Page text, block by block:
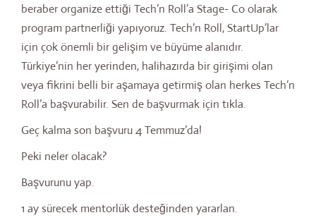
beraber organize ettiği Tech’n Roll’a Stage- Co olarak
program partnerliği yapıyoruz. Tech’n Roll, StartUp’lar
için çok önemli bir gelişim ve büyüme alanıdır.
Türkiye’nin her yerinden, halihazırda bir girişimi olan
veya fikrini belli bir aşamaya getirmiş olan herkes Tech’n
Roll’a başvurabilir. Sen de başvurmak için tıkla.
Geç kalma son başvuru 4 Temmuz’da!
Peki neler olacak?
Başvurunu yap.
1 ay sürecek mentorlük desteğinden yararlan.